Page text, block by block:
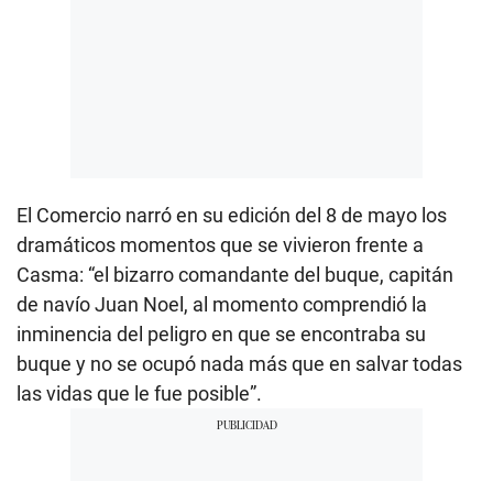
El Comercio narró en su edición del 8 de mayo los
dramáticos momentos que se vivieron frente a
Casma: “el bizarro comandante del buque, capitán
de navío Juan Noel, al momento comprendió la
inminencia del peligro en que se encontraba su
buque y no se ocupó nada más que en salvar todas
las vidas que le fue posible”.